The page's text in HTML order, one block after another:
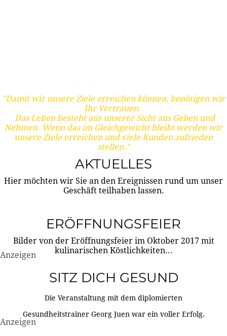
"Damit wir unsere Ziele erreichen können, benötigen wir
Ihr Vertrauen.
Das Leben besteht aus unserer Sicht aus Geben und
Nehmen. Wenn das im Gleichgewicht bleibt werden wir
unsere Ziele erreichen und viele Kunden zufrieden
stellen."
AKTUELLES
Hier möchten wir Sie an den Ereignissen rund um unser
Geschäft teilhaben lassen.
ERÖFFNUNGSFEIER
Bilder von der Eröffnungsfeier im Oktober 2017 mit
kulinarischen Köstlichkeiten...
Anzeigen
SITZ DICH GESUND
Die Veranstaltung mit dem diplomierten
Gesundheitstrainer Georg Juen war ein voller Erfolg.
Anzeigen